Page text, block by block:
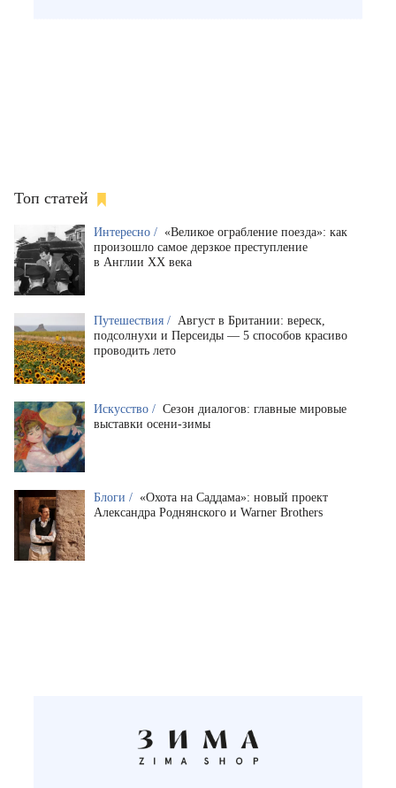
Топ статей
Интересно / «Великое ограбление поезда»: как
произошло самое дерзкое преступление
в Англии XX века
Путешествия / Август в Британии: вереск,
подсолнухи и Персеиды — 5 способов красиво
проводить лето
Искусство / Сезон диалогов: главные мировые
выставки осени-зимы
Блоги / «Охота на Саддама»: новый проект
Александра Роднянского и Warner Brothers